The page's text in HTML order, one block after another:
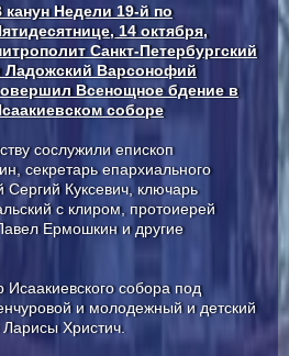
канун Недели 19-й по
14 октября,
Санкт-Петербургский
Ладожский Варсонофий
Всенощное бдение в
соборе
сослужили епископ
секретарь епархиального
Куксевич, ключарь
с клиром, протоиерей
Ермошкин и другие
собора под
и молодежный и детский
Христич.